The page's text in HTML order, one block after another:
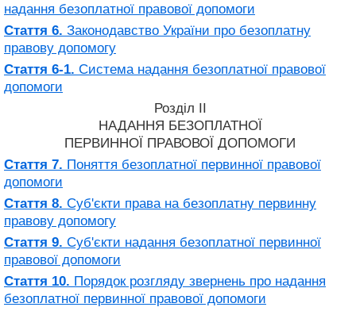
надання безоплатної правової допомоги
Стаття 6. Законодавство України про безоплатну
правову допомогу
Стаття 6-1. Система надання безоплатної правової
допомоги
Розділ II
НАДАННЯ БЕЗОПЛАТНОЇ
ПЕРВИННОЇ ПРАВОВОЇ ДОПОМОГИ
Стаття 7. Поняття безоплатної первинної правової
допомоги
Стаття 8. Суб'єкти права на безоплатну первинну
правову допомогу
Стаття 9. Суб'єкти надання безоплатної первинної
правової допомоги
Стаття 10. Порядок розгляду звернень про надання
безоплатної первинної правової допомоги